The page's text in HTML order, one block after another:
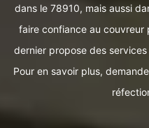
dans le 78910, mais aussi
faire confiance au couvreur
dernier propose des
Pour en savoir plus,